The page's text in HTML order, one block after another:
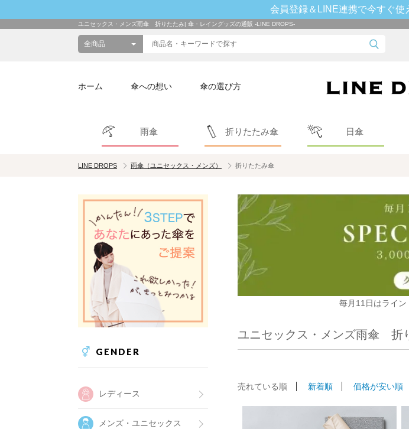
会員登録＆LINE連携で今すぐ使
ユニセックス・メンズ雨傘 折りたたみ| 傘・レイングッズの通販 -LINE DROPS-
ホーム 傘への想い 傘の選び方
雨傘 折りたたみ傘 日傘
LINE DROPS 雨傘（ユニセックス・メンズ） 折りたたみ傘
GENDER
レディース
メンズ・ユニセックス
毎月11日はライン
ユニセックス・メンズ雨傘 折
売れている順 新着順 価格が安い順